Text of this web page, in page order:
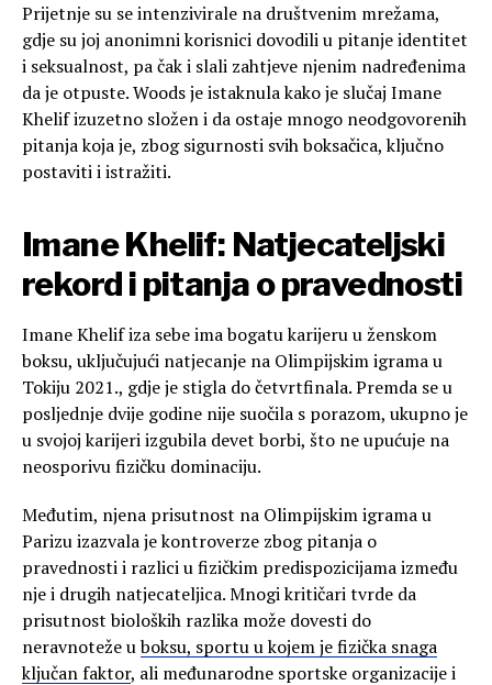
Prijetnje su se intenzivirale na društvenim mrežama,
gdje su joj anonimni korisnici dovodili u pitanje identitet
i seksualnost, pa čak i slali zahtjeve njenim nadređenima
da je otpuste. Woods je istaknula kako je slučaj Imane
Khelif izuzetno složen i da ostaje mnogo neodgovorenih
pitanja koja je, zbog sigurnosti svih boksačica, ključno
postaviti i istražiti.
Imane Khelif: Natjecateljski
rekord i pitanja o pravednosti
Imane Khelif iza sebe ima bogatu karijeru u ženskom
boksu, uključujući natjecanje na Olimpijskim igrama u
Tokiju 2021., gdje je stigla do četvrtfinala. Premda se u
posljednje dvije godine nije suočila s porazom, ukupno je
u svojoj karijeri izgubila devet borbi, što ne upućuje na
neosporivu fizičku dominaciju.
Međutim, njena prisutnost na Olimpijskim igrama u
Parizu izazvala je kontroverze zbog pitanja o
pravednosti i razlici u fizičkim predispozicijama između
nje i drugih natjecateljica. Mnogi kritičari tvrde da
prisutnost bioloških razlika može dovesti do
neravnoteže uboksu, sportu u kojem je fizička snaga
ključan faktor, ali međunarodne sportske organizacije i